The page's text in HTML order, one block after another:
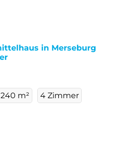
in Merseburg
240 m² 4 Zimmer